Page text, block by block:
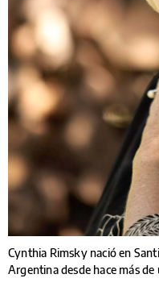
Cynthia Rimsky nació en
Argentina desde hace más de